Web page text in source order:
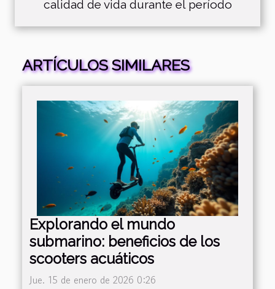
calidad de vida durante el período
ARTÍCULOS SIMILARES
Explorando el mundo
submarino: beneficios de los
scooters acuáticos
Jue. 15 de enero de 2026 0:26